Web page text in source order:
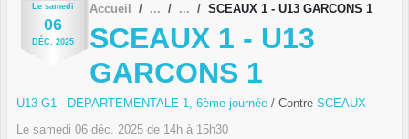
Le samedi
06
DÉC. 2025
Accueil SCEAUX 1 - U13 GARCONS 1
SCEAUX 1 - U13
GARCONS 1
U13 G1 - DEPARTEMENTALE 1, 6ème journée / Contre SCEAUX
Le samedi 06 déc. 2025 de 14h à 15h30